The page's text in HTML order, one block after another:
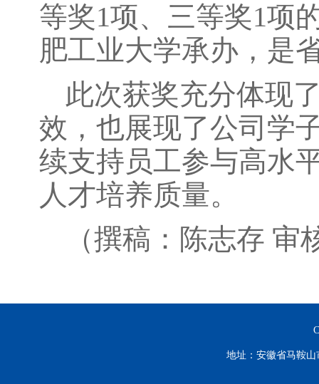
等奖1项、三等奖1项‌
肥工业大学承办，是
此次获奖充分体现
效，也展现了公司学
续支持员工参与高水
人才培养质量。
（撰稿：陈志存
地址：安徽省马鞍